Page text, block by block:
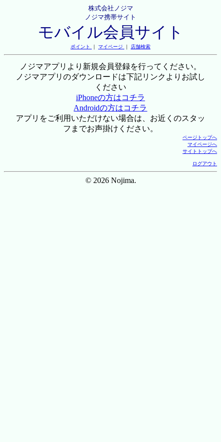
株式会社ノジマ
ノジマ携帯サイト
モバイル会員サイト
ポイント ｜ マイページ ｜ 店舗検索
ノジマアプリより新規会員登録を行ってください。
ノジマアプリのダウンロードは下記リンクよりお試し
ください
iPhoneの方はコチラ
Androidの方はコチラ
アプリをご利用いただけない場合は、お近くのスタッ
フまでお声掛けください。
ページトップへ
マイページへ
サイトトップへ
ログアウト
© 2026 Nojima.